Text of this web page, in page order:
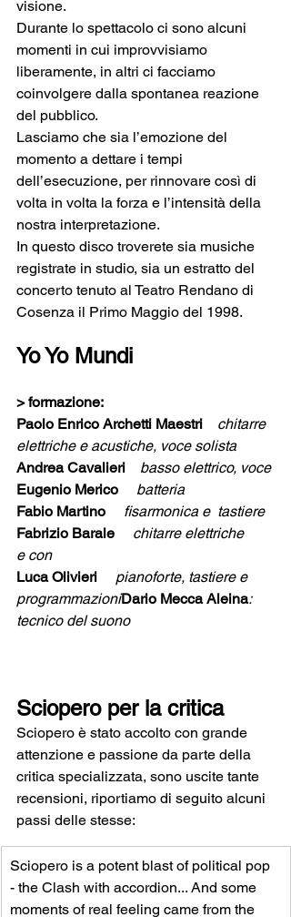
visione.
Durante lo spettacolo ci sono alcuni
momenti in cui improvvisiamo
liberamente, in altri ci facciamo
coinvolgere dalla spontanea reazione
del pubblico.
Lasciamo che sia l’emozione del
momento a dettare i tempi
dell’esecuzione, per rinnovare così di
volta in volta la forza e l’intensità della
nostra interpretazione.
In questo disco troverete sia musiche
registrate in studio, sia un estratto del
concerto tenuto al Teatro Rendano di
Cosenza il Primo Maggio del 1998.
Yo Yo Mundi
> formazione:
Paolo Enrico Archetti Maestri chitarre
elettriche e acustiche, voce solista
Andrea Cavalieri basso elettrico, voce
Eugenio Merico batteria
Fabio Martino fisarmonica e  tastiere
Fabrizio Barale chitarre elettriche
e con
Luca Olivieri pianoforte, tastiere e
programmazioniDario Mecca Aleina:
tecnico del suono
Sciopero per la critica
Sciopero è stato accolto con grande
attenzione e passione da parte della
critica specializzata, sono uscite tante
recensioni, riportiamo di seguito alcuni
passi delle stesse:
Sciopero is a potent blast of political pop
- the Clash with accordion... And some
moments of real feeling came from the